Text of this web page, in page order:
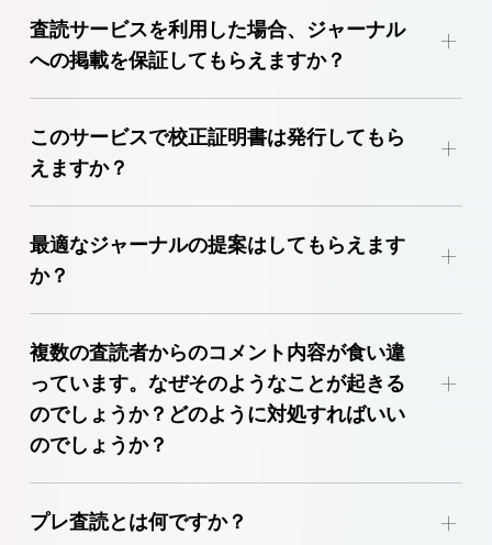
査読サービスを利用した場合、ジャーナル
への掲載を保証してもらえますか？
+
このサービスで校正証明書は発行してもら
えますか？
+
ノーマル英文校正サービス
最適なジャーナルの提案はしてもらえます
か？
+
ジャ
ーナル選択サービス
複数の査読者からのコメント内容が食い違
っています。なぜそのようなことが起きる
のでしょうか？どのように対処すればいい
のでしょうか？
+
プレ査読とは何ですか？ +